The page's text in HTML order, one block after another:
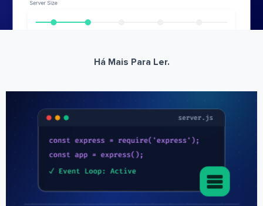
Há Mais Para Ler.